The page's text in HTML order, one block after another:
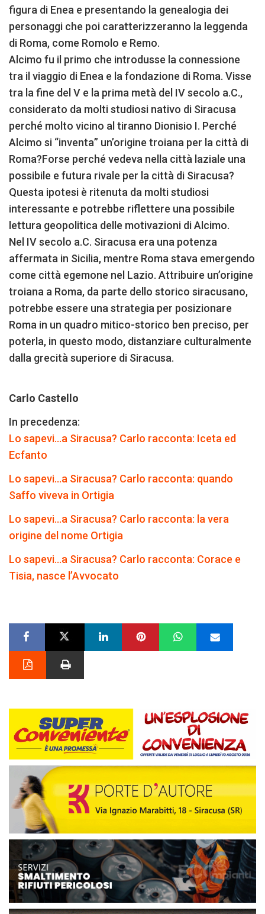
figura di Enea e presentando la genealogia dei
personaggi che poi caratterizzeranno la leggenda
di Roma, come Romolo e Remo.
Alcimo fu il primo che introdusse la connessione
tra il viaggio di Enea e la fondazione di Roma. Visse
tra la fine del V e la prima metà del IV secolo a.C.,
considerato da molti studiosi nativo di Siracusa
perché molto vicino al tiranno Dionisio I. Perché
Alcimo si “inventa” un’origine troiana per la città di
Roma?Forse perché vedeva nella città laziale una
possibile e futura rivale per la città di Siracusa?
Questa ipotesi è ritenuta da molti studiosi
interessante e potrebbe riflettere una possibile
lettura geopolitica delle motivazioni di Alcimo.
Nel IV secolo a.C. Siracusa era una potenza
affermata in Sicilia, mentre Roma stava emergendo
come città egemone nel Lazio. Attribuire un’origine
troiana a Roma, da parte dello storico siracusano,
potrebbe essere una strategia per posizionare
Roma in un quadro mitico-storico ben preciso, per
poterla, in questo modo, distanziare culturalmente
dalla grecità superiore di Siracusa.
Carlo Castello
In precedenza:
Lo sapevi…a Siracusa? Carlo racconta: Iceta ed
Ecfanto
Lo sapevi…a Siracusa? Carlo racconta: quando
Saffo viveva in Ortigia
Lo sapevi…a Siracusa? Carlo racconta: la vera
origine del nome Ortigia
Lo sapevi…a Siracusa? Carlo racconta: Corace e
Tisia, nasce l’Avvocato